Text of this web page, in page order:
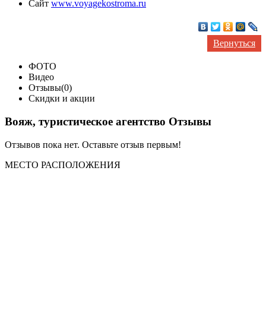
Сайт www.voyagekostroma.ru
Вернуться
ФОТО
Видео
Отзывы(0)
Скидки и акции
Вояж, туристическое агентство Отзывы
Отзывов пока нет. Оставьте отзыв первым!
МЕСТО РАСПОЛОЖЕНИЯ